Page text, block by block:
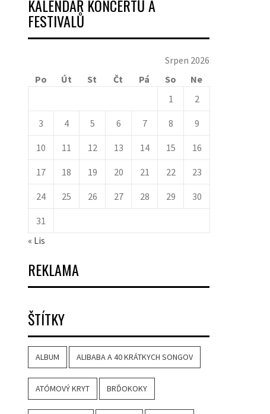
KALENDÁŘ KONCERTŮ A
FESTIVALŮ
Srpen 2026
Po
Út St Čt Pá So
Ne
1
2
3 4 5 6 7 8 9
10 11 12 13 14 15 16
17 18 19 20 21 22 23
24 25 26 27 28 29 30
31
« Lis
REKLAMA
ŠTÍTKY
ALBUM ALIBABA A 40 KRÁTKYCH SONGOV
ATÓMOVÝ KRYT BRĎOKOKY